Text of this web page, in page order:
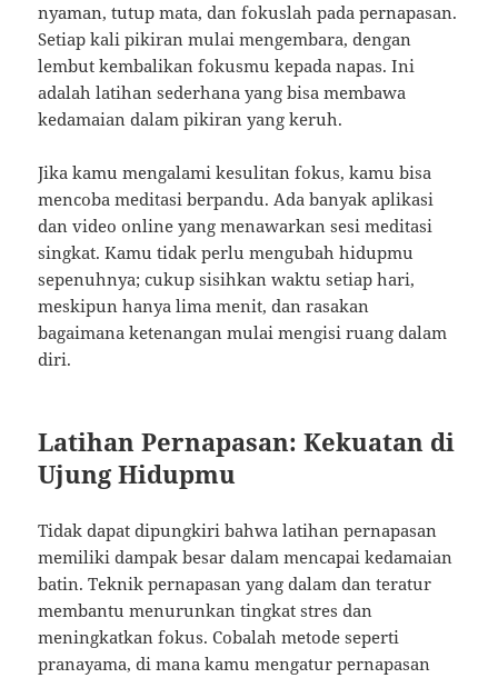
nyaman, tutup mata, dan fokuslah pada pernapasan.
Setiap kali pikiran mulai mengembara, dengan
lembut kembalikan fokusmu kepada napas. Ini
adalah latihan sederhana yang bisa membawa
kedamaian dalam pikiran yang keruh.
Jika kamu mengalami kesulitan fokus, kamu bisa
mencoba meditasi berpandu. Ada banyak aplikasi
dan video online yang menawarkan sesi meditasi
singkat. Kamu tidak perlu mengubah hidupmu
sepenuhnya; cukup sisihkan waktu setiap hari,
meskipun hanya lima menit, dan rasakan
bagaimana ketenangan mulai mengisi ruang dalam
diri.
Latihan Pernapasan: Kekuatan di
Ujung Hidupmu
Tidak dapat dipungkiri bahwa latihan pernapasan
memiliki dampak besar dalam mencapai kedamaian
batin. Teknik pernapasan yang dalam dan teratur
membantu menurunkan tingkat stres dan
meningkatkan fokus. Cobalah metode seperti
pranayama, di mana kamu mengatur pernapasan